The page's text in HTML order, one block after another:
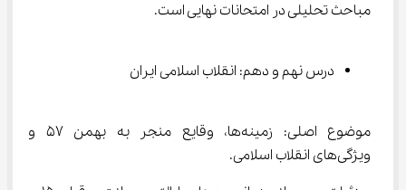
مباحث تحلیلی در امتحانات نهایی است.
درس نهم و دهم: انقلاب اسلامی ایران
موضوع اصلی: زمینه‌ها، وقایع منجر به بهمن ۵۷ و
ویژگی‌های انقلاب اسلامی.